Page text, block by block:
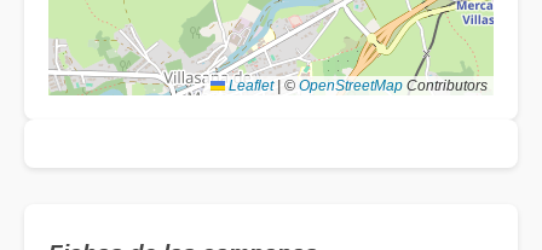
Leaflet © OpenStreetMap Contributors